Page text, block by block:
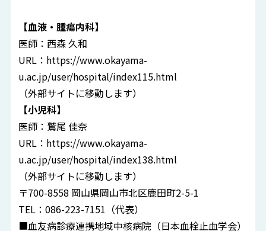
【血液・腫瘍内科】
医師：西森 久和
URL： https://www.okayama-
u.ac.jp/user/hospital/index115.html
（外部サイトに移動します）
【小児科】
医師：鷲尾 佳奈
URL： https://www.okayama-
u.ac.jp/user/hospital/index138.html
（外部サイトに移動します）
〒700-8558 岡山県岡山市北区鹿田町2-5-1
TEL：086-223-7151（代表）
■血友病診療連携地域中核病院（日本血栓止血学会）